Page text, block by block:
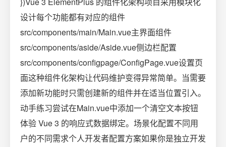
设计每个功能都有对应的组件
src/components/main/Main.vue主界面组件
src/components/aside/Aside.vue侧边栏配置
src/components/configpage/ConfigPage.vue设置页
面这种组件化架构让代码维护变得异常简单。当需要
添加新功能时只需创建新的组件并在适当位置引入。
动手练习尝试在Main.vue中添加一个清空文本按钮
体验 Vue 3 的响应式数据绑定。场景化配置不同用
户的不同需求个人开发者配置方案如果你是独立开发